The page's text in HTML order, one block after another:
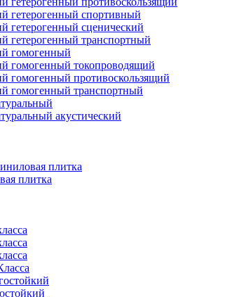
гетерогенный спортивный
гетерогенный сценический
гетерогенный транспортный
гомогенный
гомогенный токопроводящий
гомогенный противоскользящий
гомогенный транспортный
акустический
плитка
плитка